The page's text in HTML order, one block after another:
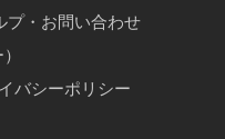
プ・お問い合わせ
バシーポリシー